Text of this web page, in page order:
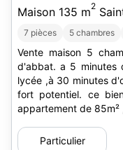
Maison 135 m2
7 pièces 5 chambres
Vente maison 5
d'abbat. a 5 minutes
lycée ,à 30 minutes
fort potentiel. ce
Particulier